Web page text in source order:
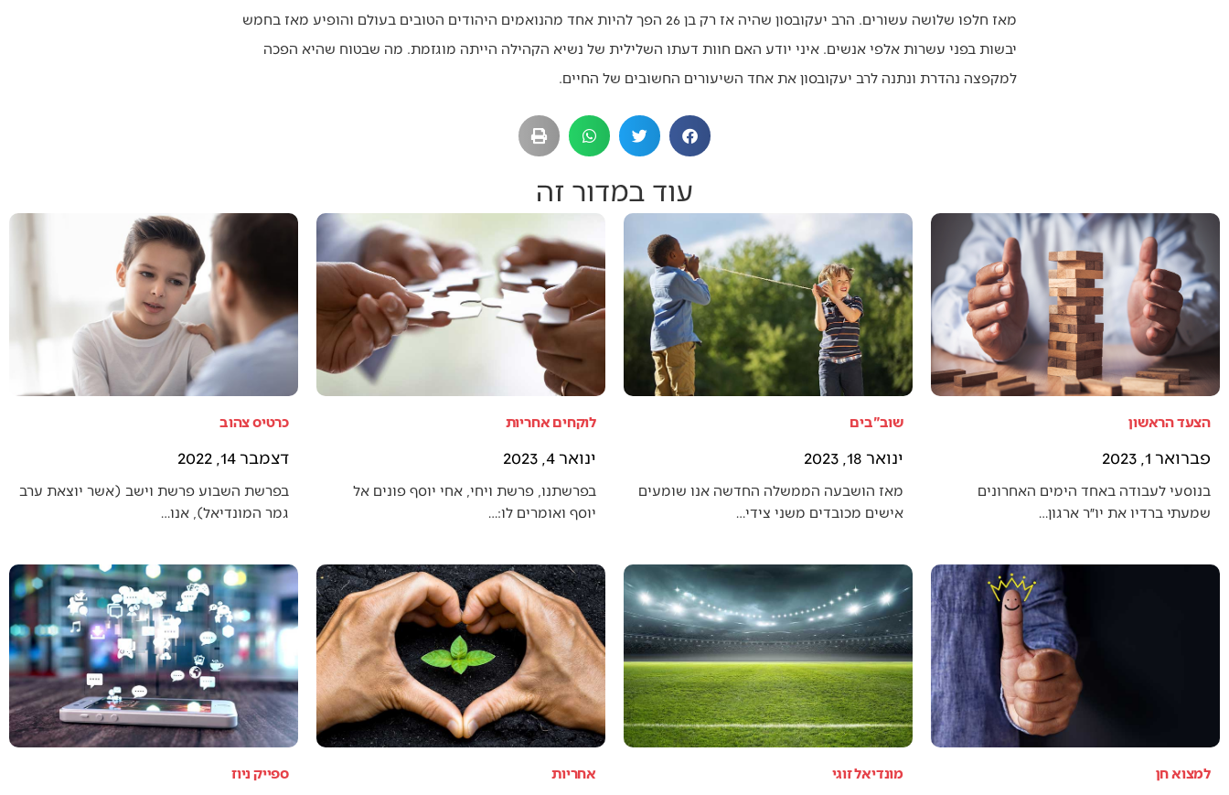
מאז חלפו שלושה עשורים. הרב יעקובסון שהיה אז רק בן 26 הפך להיות אחד מהנואמים היהודים הטובים בעולם והופיע מאז בחמש
יבשות בפני עשרות אלפי אנשים. איני יודע האם חוות דעתו השלילית של נשיא הקהילה הייתה מוגזמת. מה שבטוח שהיא הפכה
למקפצה נהדרת ונתנה לרב יעקובסון את אחד השיעורים החשובים של החיים.
עוד במדור זה
הצעד הראשון
פברואר 1, 2023
בנוסעי לעבודה באחד הימים האחרונים
שמעתי ברדיו את יו״ר ארגון…
שוב"בים
ינואר 18, 2023
מאז הושבעה הממשלה החדשה אנו שומעים
אישים מכובדים משני צידי…
לוקחים אחריות
ינואר 4, 2023
בפרשתנו, פרשת ויחי, אחי יוסף פונים אל
יוסף ואומרים לו:…
כרטיס צהוב
דצמבר 14, 2022
בפרשת השבוע פרשת וישב (אשר יוצאת ערב
גמר המונדיאל), אנו…
למצוא חן מונדיאל זוגי אחריות ספייק ניוז